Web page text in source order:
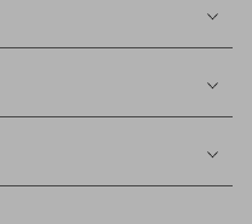
Indisponível